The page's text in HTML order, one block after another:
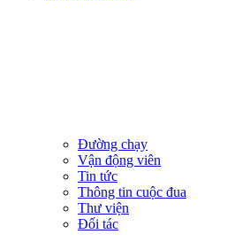
Đường chạy
Vận động viên
Tin tức
Thông tin cuộc đua
Thư viện
Đối tác